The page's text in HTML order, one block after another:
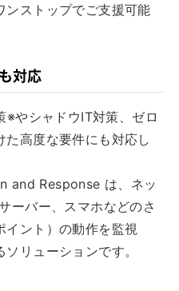
ンストップでご支援可能
対応
※やシャドウIT対策、ゼロ
た高度な要件にも対応し
and Response は、ネッ
ーバー、スマホなどのさ
イント）の動作を監視
リューションです。